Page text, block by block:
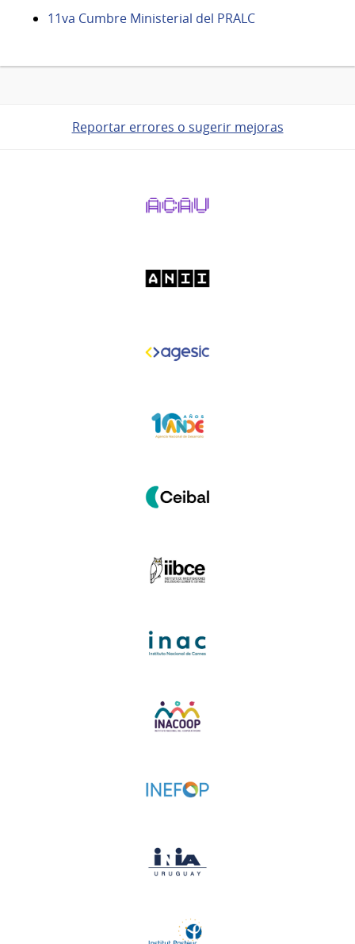
11va Cumbre Ministerial del PRALC
Reportar errores o sugerir mejoras